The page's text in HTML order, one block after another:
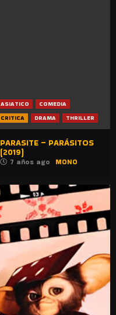
ASIATICO
COMEDIA
CRITICA
DRAMA THRILLER
PARASITE – PARÁSITOS
(2019)
7 años ago MONO